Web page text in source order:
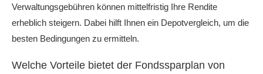
Verwaltungsgebühren können mittelfristig Ihre Rendite
erheblich steigern. Dabei hilft Ihnen ein Depotvergleich, um die
besten Bedingungen zu ermitteln.
Welche Vorteile bietet der Fondssparplan von